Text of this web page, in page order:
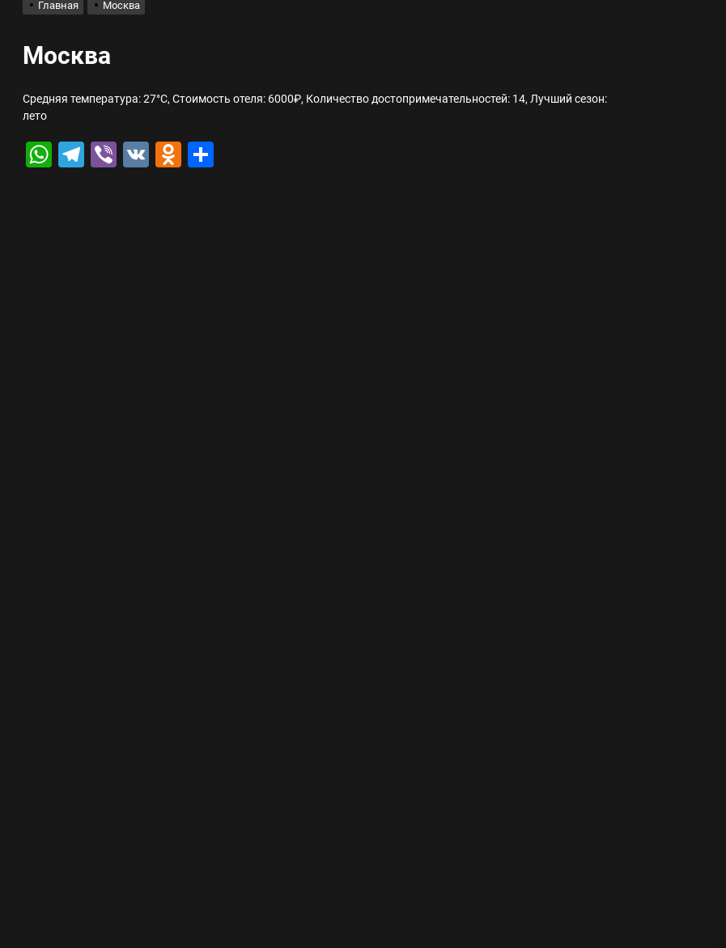
и доставка в магазине цифровой техники, работающем с 2010 года
мест захоронения: правила установки оград и методы реставрации памятников
принципы работы, риски и способы хранения криптовалют
Главная Москва
Москва
Средняя температура: 27°C, Стоимость отеля: 6000₽, Количество достопримечательностей: 14, Лучший сезон:
лето
WhatsApp
Telegram
Viber
VK Odnoklassniki